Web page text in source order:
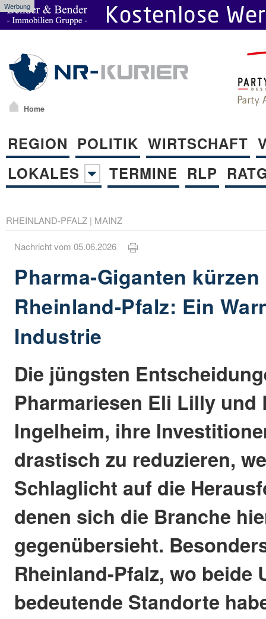
Werbung
Home
REGION POLITIK WIRTSCHAFT
LOKALES
TERMINE RLP
RHEINLAND-PFALZ | MAINZ
Nachricht vom 05.06.2026
Pharma-Giganten
Rheinland-Pfalz: Ein
Industrie
Die jüngsten
Pharmariesen Eli Lilly und
Ingelheim, ihre
drastisch zu reduzieren,
Schlaglicht auf die
denen sich die Branche
gegenübersieht.
Rheinland-Pfalz, wo beide
bedeutende Standorte